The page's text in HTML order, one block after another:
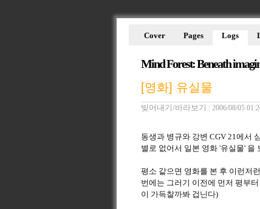
Mind Forest: Beneath
Cover Pages Logs
[영화] 유실물
빚어내기/바라보기 2006/08/05
동생과 병규와 강변 CGV 21에서
별로 없어서 일본 영화 '유실물' 을
평소 같으면 영화를 본 후 이런저
번에는 그러기 이전에 먼저 평부
이 가득찰까봐 겁닌다)